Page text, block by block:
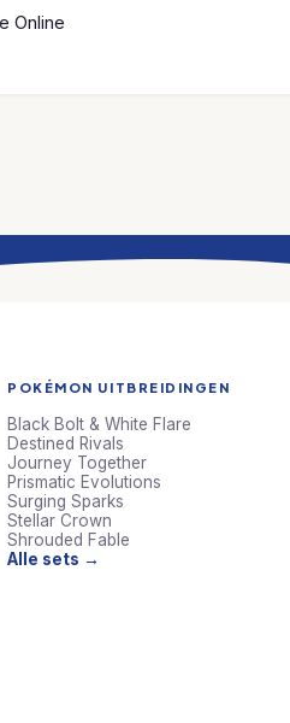
Online
POKÉMON UITBREIDINGEN
Black Bolt & White Flare
Destined Rivals
Journey Together
Prismatic Evolutions
Surging Sparks
Stellar Crown
Shrouded Fable
Alle sets →